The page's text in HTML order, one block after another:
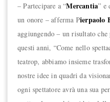
– Partecipare a “Mercantia” e
un onore – afferma Pierpaolo
aggiungendo – un risultato
questi anni, “Come nello
teatrop, abbiamo insieme
nostre idee in quadri da
ogni spettatore avrà una sua